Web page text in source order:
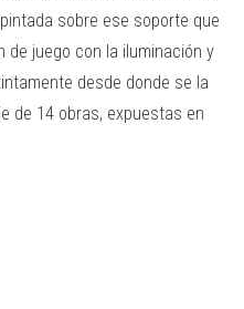
sobre ese soporte que
juego con la iluminación y
desde donde se la
de 14 obras, expuestas en